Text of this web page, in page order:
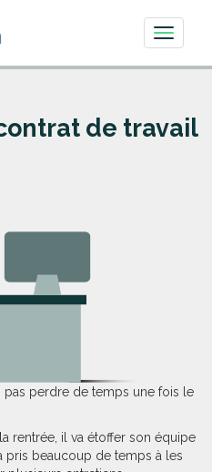
Toggle
de travail
perdre de temps une fois le
rentrée, il va étoffer son équipe
pris beaucoup de temps à les